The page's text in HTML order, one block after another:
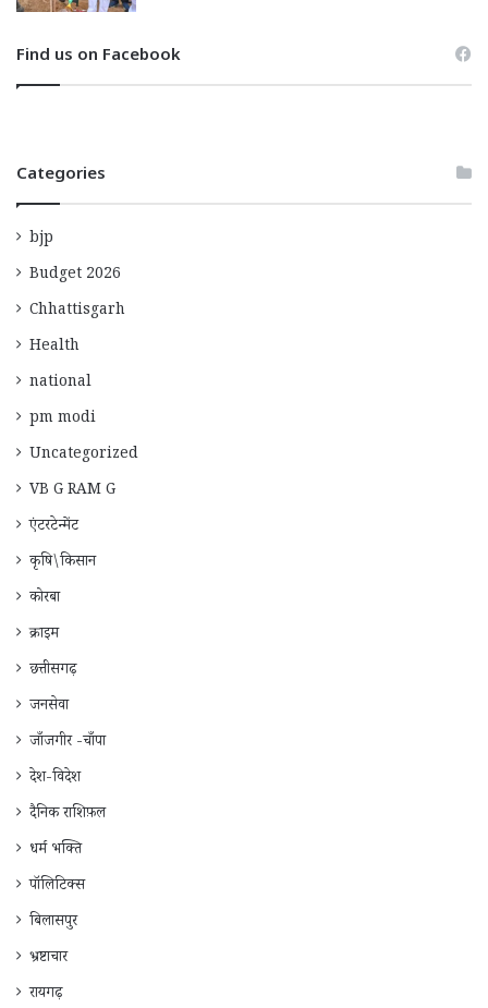
Find us on Facebook
Categories
bjp
Budget 2026
Chhattisgarh
Health
national
pm modi
Uncategorized
VB G RAM G
एंटरटेन्मेंट
कृषि\किसान
कोरबा
क्राइम
छत्तीसगढ़
जनसेवा
जाँजगीर -चाँपा
देश-विदेश
दैनिक राशिफ़ल
धर्म भक्ति
पॉलिटिक्स
बिलासपुर
भ्रष्टाचार
रायगढ़